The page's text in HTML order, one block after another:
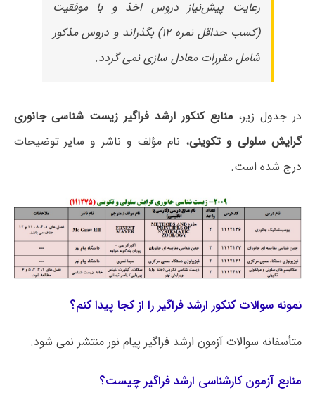
رعایت پیش‌نیاز دروس اخذ و با موفقیت
(کسب حداقل نمره ۱۲) بگذراند و دروس مذکور
شامل مقررات معادل سازی نمی گردد.
در جدول زیر،منابع کنکور ارشد فراگیر زیست شناسی جانوری
گرایش سلولی و تکوینی، نام مؤلف و ناشر و سایر توضیحات
درج شده است.
نمونه سوالات کنکور ارشد فراگیر را از کجا پیدا کنم؟
متأسفانه سوالات آزمون ارشد فراگیر پیام نور منتشر نمی شود.
منابع آزمون کارشناسی ارشد فراگیر چیست؟